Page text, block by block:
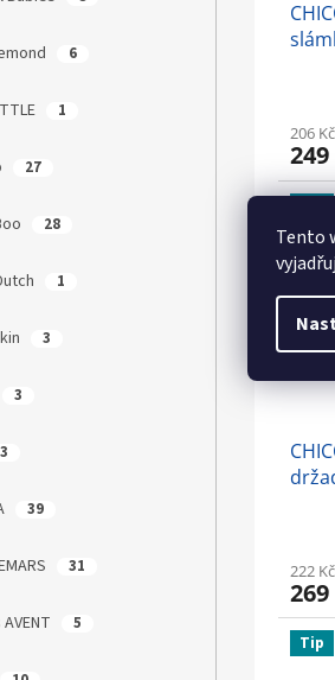
Tento
6
1
27
28
1
3
3
3
39
31
5
206
249
222
269
Tip